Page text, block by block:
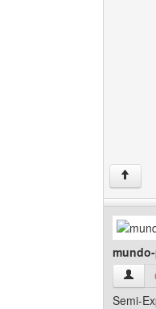
↑
Semi-